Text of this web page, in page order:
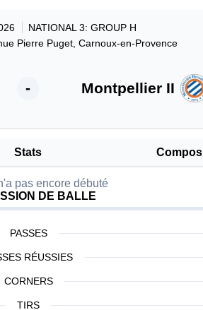
NATIONAL 3: GROUP H
Pierre Puget, Carnoux-en-Provence
- Montpellier II
Stats Compos
pas encore débuté
DE BALLE
PASSES
RÉUSSIES
CORNERS
TIRS